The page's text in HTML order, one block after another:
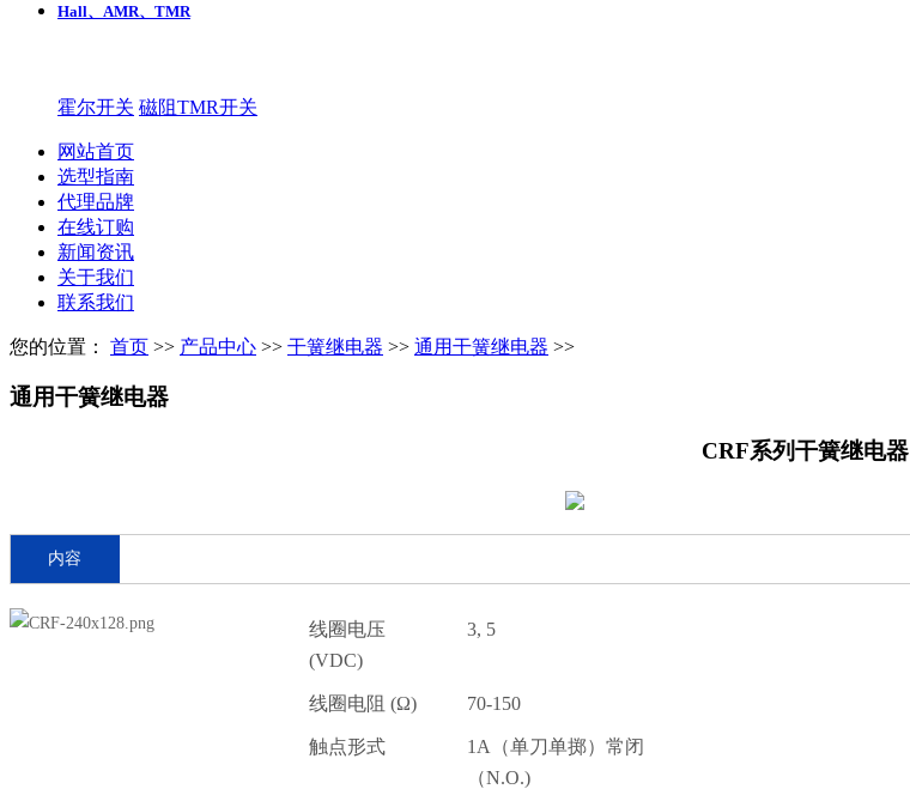
Hall、AMR、TMR
霍尔开关 磁阻TMR开关
网站首页
选型指南
代理品牌
在线订购
新闻资讯
关于我们
联系我们
您的位置： 首页 >> 产品中心 >> 干簧继电器 >> 通用干簧继电器 >>
通用干簧继电器
CRF系列干簧继电器
内容
线圈电压
(VDC)
3, 5
线圈电阻 (Ω) 70-150
触点形式
1A（单刀单掷）常闭
（N.O.)